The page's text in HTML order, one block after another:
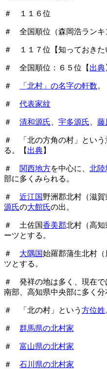
＃ １１６位
＃ 全国順位（森岡浩ランキ
＃ １１７位【知っておき
＃ 全国順位：６５位【 出典
＃ 「北村」の名字の軒数。
＃ 代表家紋
＃ 清和源氏 宇多源氏 藤
＃ 「北の方角の村」という
る。【 出典】
＃ 関西地方を中心に、 北陸
部に多くみられる。
＃ 近江国野洲郡北村（滋
源氏の大館氏の出。
＃ 土佐国香美郡北村（高知
ーツとする。
＃ 大隅国始羅郡蒲生北村（
ツとする。
＃ 発祥の地は多く、現在で
南部、高知県中央部に多く分
＃ 「北の村」という 方位姓
＃ 群馬県の北村家
＃ 富山県の北村家
＃ 石川県の北村家